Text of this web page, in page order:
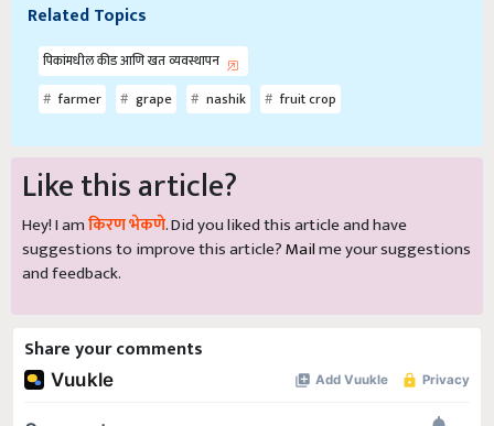
Related Topics
पिकांमधील कीड आणि खत व्यवस्थापन
farmer
grape nashik fruit crop
Like this article?
Hey! I amकिरण भेकणे. Did you liked this article and have
suggestions to improve this article?Mailme your suggestions
and feedback.
Share your comments